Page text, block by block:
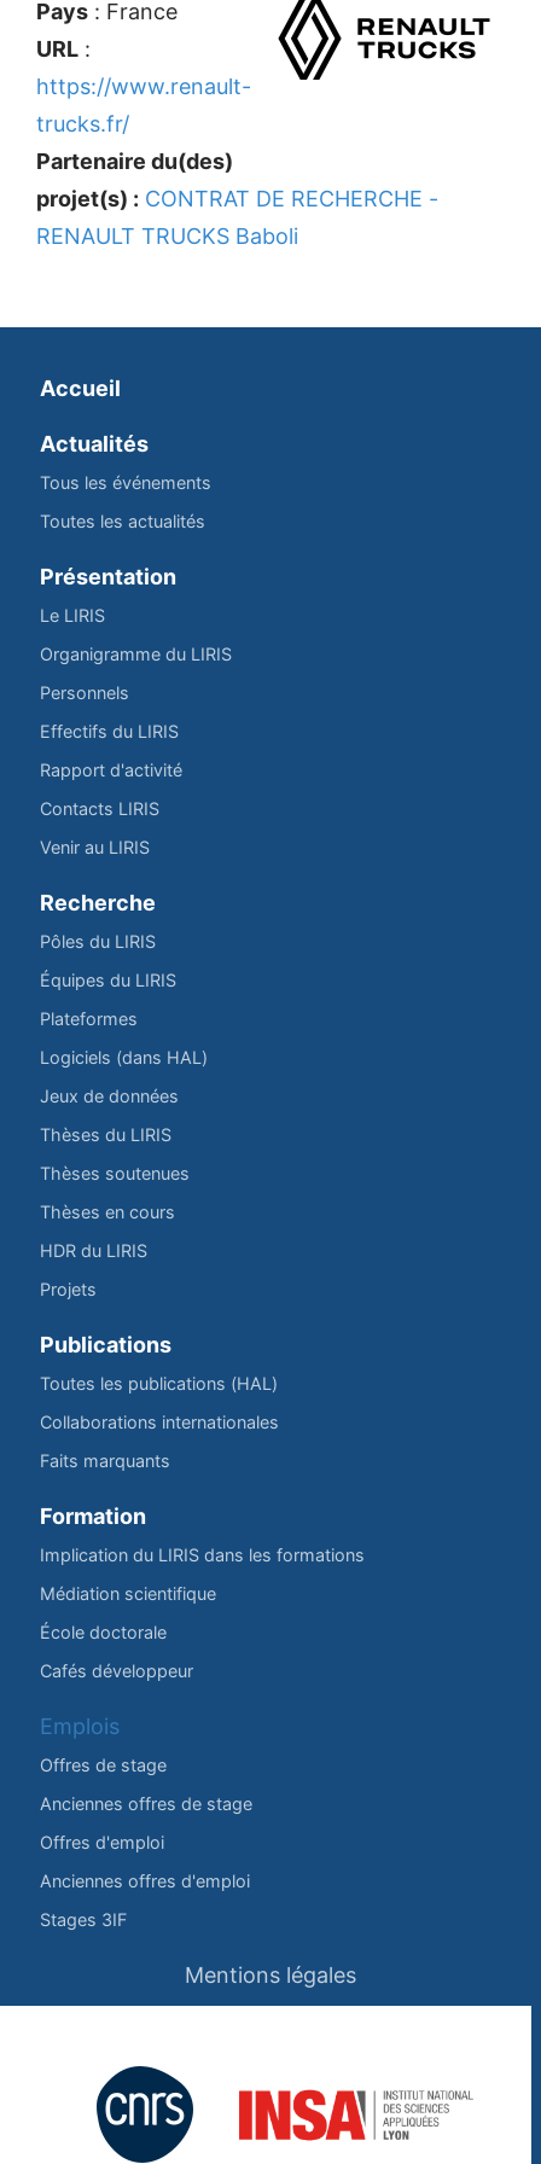
Pays : France
URL :
https://www.renault-
trucks.fr/
Partenaire du(des)
projet(s) : CONTRAT DE RECHERCHE -
RENAULT TRUCKS Baboli
Accueil
Actualités
Tous les événements
Toutes les actualités
Présentation
Le LIRIS
Organigramme du LIRIS
Personnels
Effectifs du LIRIS
Rapport d'activité
Contacts LIRIS
Venir au LIRIS
Recherche
Pôles du LIRIS
Équipes du LIRIS
Plateformes
Logiciels (dans HAL)
Jeux de données
Thèses du LIRIS
Thèses soutenues
Thèses en cours
HDR du LIRIS
Projets
Publications
Toutes les publications (HAL)
Collaborations internationales
Faits marquants
Formation
Implication du LIRIS dans les formations
Médiation scientifique
École doctorale
Cafés développeur
Emplois
Offres de stage
Anciennes offres de stage
Offres d'emploi
Anciennes offres d'emploi
Stages 3IF
Mentions légales